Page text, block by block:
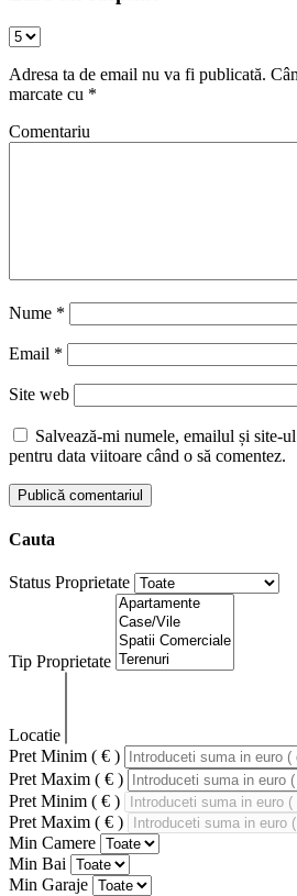
Adresa ta de email nu va fi publicată.
marcate cu *
Comentariu
Nume *
Email *
Site web
Salvează-mi numele, emailul și site-
pentru data viitoare când o să comentez.
Cauta
Status Proprietate
Tip Proprietate
Locatie
Pret Minim ( € )
Pret Maxim ( € )
Pret Minim ( € )
Pret Maxim ( € )
Min Camere
Min Bai
Min Garaje